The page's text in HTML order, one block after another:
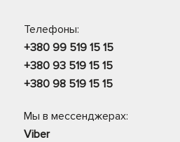
Телефоны:
+380 99 519 15 15
+380 93 519 15 15
+380 98 519 15 15
Мы в мессенджерах:
Viber